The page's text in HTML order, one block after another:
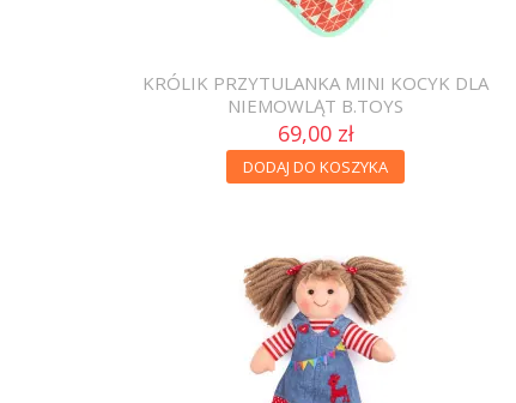
KRÓLIK PRZYTULANKA MINI KOCYK DLA
NIEMOWLĄT B.TOYS
69,00 zł
DODAJ DO KOSZYKA